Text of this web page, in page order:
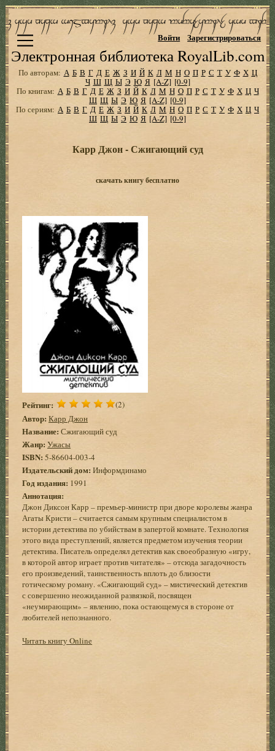
Электронная библиотека RoyalLib.com
Войти Зарегистрироваться
По авторам: А Б В Г Д Е Ж З И Й К Л М Н О П Р С Т У Ф Х Ц
Ч Ш Щ Ы Э Ю Я [A-Z] [0-9]
По книгам: А Б В Г Д Е Ж З И Й К Л М Н О П Р С Т У Ф Х Ц Ч
Ш Щ Ы Э Ю Я [A-Z] [0-9]
По сериям: А Б В Г Д Е Ж З И Й К Л М Н О П Р С Т У Ф Х Ц Ч
Ш Щ Ы Э Ю Я [A-Z] [0-9]
Карр Джон - Сжигающий суд
скачать книгу бесплатно
Рейтинг: (2)
Автор: Карр Джон
Название: Сжигающий суд
Жанр: Ужасы
ISBN: 5-86604-003-4
Издательский дом:Информдинамо
Год издания: 1991
Аннотация:
Джон Диксон Карр – премьер-министр при дворе королевы жанра
Агаты Кристи – считается самым крупным специалистом в
истории детектива по убийствам в запертой комнате. Технология
этого вида преступлений, является предметом изучения теории
детектива. Писатель определял детектив как своеобразную «игру,
в которой автор играет против читателя» – отсюда загадочность
его произведений, таинственность вплоть до близости
готическому роману. «Сжигающий суд» – мистический детектив
с совершенно неожиданной развязкой, посвящен
«неумирающим» – явлению, пока остающемуся в стороне от
любителей непознанного.
Читать книгу Online